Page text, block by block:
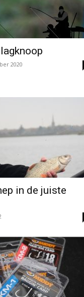
2020
in de juiste